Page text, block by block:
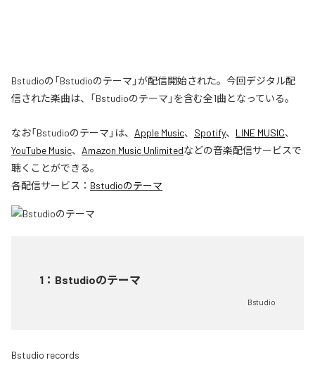
Bstudioの「Bstudioのテーマ」が配信開始された。今回デジタル配
信された楽曲は、「Bstudioのテーマ」を含む全1曲となっている。
なお「Bstudioのテーマ 」は、 Apple Music、 Spotify、 LINE MUSIC、
YouTube Music、 Amazon Music Unlimitedなどの音楽配信サービスで
聴くことができる。
各配信サービス： Bstudioのテーマ
1 ： Bstudioのテーマ
Bstudio
Bstudio records